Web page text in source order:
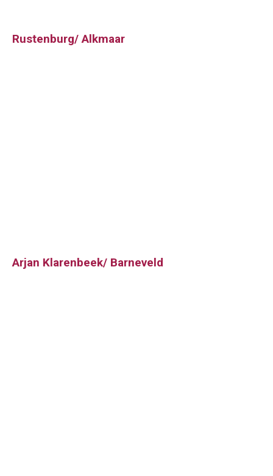
Rustenburg/ Alkmaar
Arjan Klarenbeek/ Barneveld